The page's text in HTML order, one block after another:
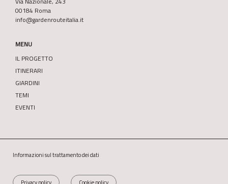
00184 Roma
info@gardenrouteitalia.it
MENU
IL PROGETTO
ITINERARI
GIARDINI
TEMI
EVENTI
Informazioni sul trattamento dei dati